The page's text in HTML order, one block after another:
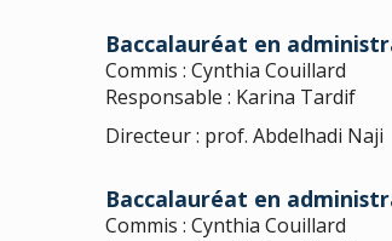
Baccalauréat en
Commis : Cynthia Couillard
Responsable : Karina Tardif
Directeur : prof. Abdelhadi Naji
Baccalauréat en
Commis : Cynthia Couillard